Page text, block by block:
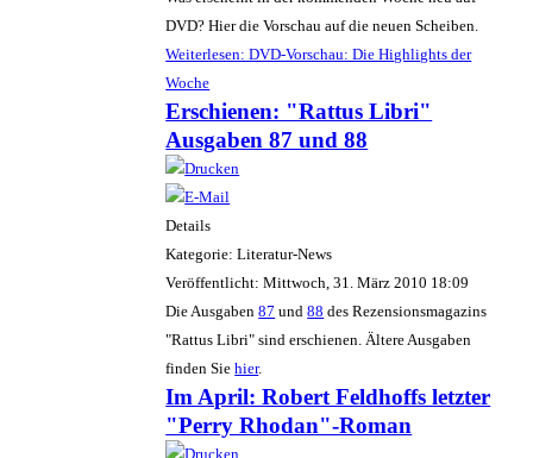
DVD? Hier die Vorschau auf die neuen Scheiben.
Weiterlesen: DVD-Vorschau: Die Highlights der
Woche
Erschienen: "Rattus Libri"
Ausgaben 87 und 88
Details
Kategorie: Literatur-News
Veröffentlicht: Mittwoch, 31. März 2010 18:09
Die Ausgaben87 und88 des Rezensionsmagazins
"Rattus Libri" sind erschienen. Ältere Ausgaben
finden Siehier.
Im April: Robert Feldhoffs letzter
"Perry Rhodan"-Roman